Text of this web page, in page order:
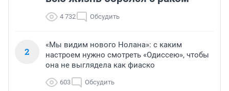
4 732 Обсудить
2
«Мы видим нового Нолана»: с каким
настроем нужно смотреть «Одиссею», чтобы
она не выглядела как фиаско
603 Обсудить